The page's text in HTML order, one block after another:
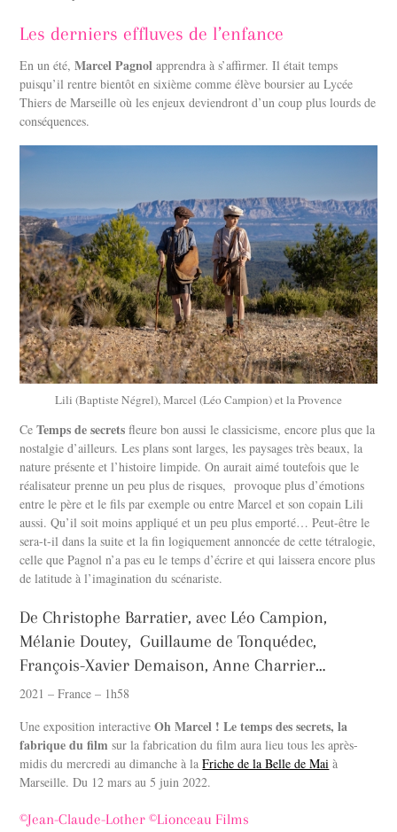
Les derniers effluves de l’enfance
En un été,Marcel Pagnol apprendra à s’affirmer. Il était temps
puisqu’il rentre bientôt en sixième comme élève boursier au Lycée
Thiers de Marseille où les enjeux deviendront d’un coup plus lourds de
conséquences.
Lili (Baptiste Négrel), Marcel (Léo Campion) et la Provence
CeTemps de secrets fleure bon aussi le classicisme, encore plus que la
nostalgie d’ailleurs. Les plans sont larges, les paysages très beaux, la
nature présente et l’histoire limpide. On aurait aimé toutefois que le
réalisateur prenne un peu plus de risques, provoque plus d’émotions
entre le père et le fils par exemple ou entre Marcel et son copain Lili
aussi. Qu’il soit moins appliqué et un peu plus emporté… Peut-être le
sera-t-il dans la suite et la fin logiquement annoncée de cette tétralogie,
celle que Pagnol n’a pas eu le temps d’écrire et qui laissera encore plus
de latitude à l’imagination du scénariste.
De Christophe Barratier, avec Léo Campion,
Mélanie Doutey, Guillaume de Tonquédec,
François-Xavier Demaison, Anne Charrier…
2021 – France – 1h58
Une exposition interactiveOh Marcel ! Le temps des secrets, la
fabrique du film sur la fabrication du film aura lieu tous les après-
midis du mercredi au dimanche à laFriche de la Belle de Mai à
Marseille. Du 12 mars au 5 juin 2022.
©Jean-Claude-Lother ©Lionceau Films